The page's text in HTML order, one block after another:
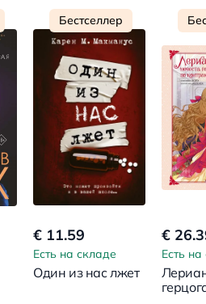
Бестселлер
€ 11.59
Есть на складе
Один из нас лжет
€
Есть